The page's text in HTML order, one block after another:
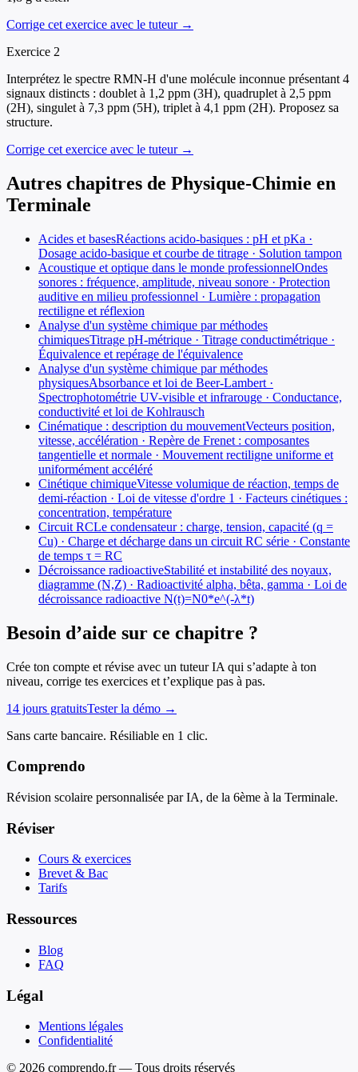
Corrige cet exercice avec le tuteur →
Exercice 2
Interprétez le spectre RMN-H d'une molécule inconnue présentant 4
signaux distincts : doublet à 1,2 ppm (3H), quadruplet à 2,5 ppm
(2H), singulet à 7,3 ppm (5H), triplet à 4,1 ppm (2H). Proposez sa
structure.
Corrige cet exercice avec le tuteur →
Autres chapitres de Physique-Chimie en
Terminale
Acides et basesRéactions acido-basiques : pH et pKa ·
Dosage acido-basique et courbe de titrage · Solution tampon
Acoustique et optique dans le monde professionnelOndes
sonores : fréquence, amplitude, niveau sonore · Protection
auditive en milieu professionnel · Lumière : propagation
rectiligne et réflexion
Analyse d'un système chimique par méthodes
chimiquesTitrage pH-métrique · Titrage conductimétrique ·
Équivalence et repérage de l'équivalence
Analyse d'un système chimique par méthodes
physiquesAbsorbance et loi de Beer-Lambert ·
Spectrophotométrie UV-visible et infrarouge · Conductance,
conductivité et loi de Kohlrausch
Cinématique : description du mouvementVecteurs position,
vitesse, accélération · Repère de Frenet : composantes
tangentielle et normale · Mouvement rectiligne uniforme et
uniformément accéléré
Cinétique chimiqueVitesse volumique de réaction, temps de
demi-réaction · Loi de vitesse d'ordre 1 · Facteurs cinétiques :
concentration, température
Circuit RCLe condensateur : charge, tension, capacité (q =
Cu) · Charge et décharge dans un circuit RC série · Constante
de temps τ = RC
Décroissance radioactiveStabilité et instabilité des noyaux,
diagramme (N,Z) · Radioactivité alpha, bêta, gamma · Loi de
décroissance radioactive N(t)=N0*e^(-λ*t)
Besoin d’aide sur ce chapitre ?
Crée ton compte et révise avec un tuteur IA qui s’adapte à ton
niveau, corrige tes exercices et t’explique pas à pas.
14 jours gratuitsTester la démo →
Sans carte bancaire. Résiliable en 1 clic.
Comprendo
Révision scolaire personnalisée par IA, de la 6ème à la Terminale.
Réviser
Cours & exercices
Brevet & Bac
Tarifs
Ressources
Blog
FAQ
Légal
Mentions légales
Confidentialité
© 2026 comprendo.fr — Tous droits réservés